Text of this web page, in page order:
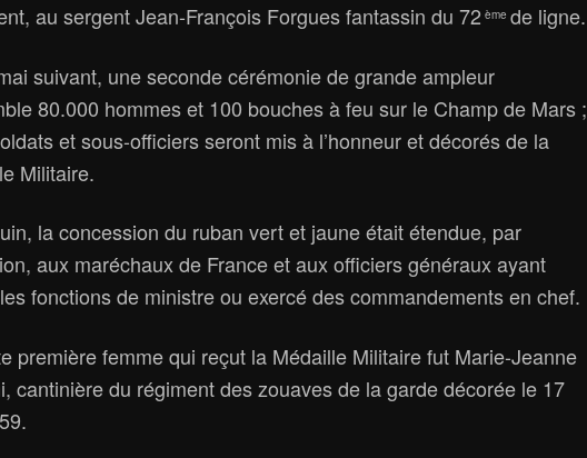
au sergent Jean-François Forgues fantassin du 72 ème de ligne.
suivant, une seconde cérémonie de grande ampleur
80.000 hommes et 100 bouches à feu sur le Champ de Mars ;
et sous-officiers seront mis à l’honneur et décorés de la
Militaire.
la concession du ruban vert et jaune était étendue, par
aux maréchaux de France et aux officiers généraux ayant
fonctions de ministre ou exercé des commandements en chef.
première femme qui reçut la Médaille Militaire fut Marie-Jeanne
cantinière du régiment des zouaves de la garde décorée le 17